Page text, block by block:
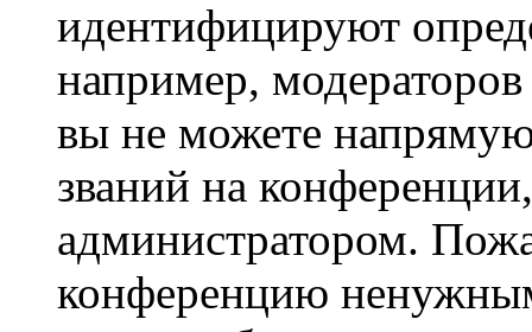
идентифицируют
например,
вы не можете
званий на
администратором.
конференцию